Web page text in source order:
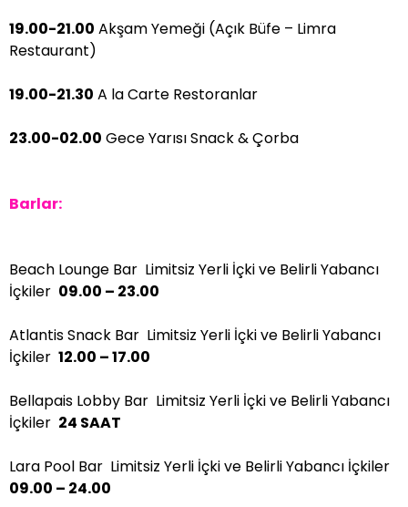
19.00-21.00 Akşam Yemeği (Açık Büfe – Limra
Restaurant)
19.00-21.30 A la Carte Restoranlar
23.00-02.00 Gece Yarısı Snack & Çorba
Barlar:
Beach Lounge Bar Limitsiz Yerli İçki ve Belirli Yabancı
İçkiler 09.00 – 23.00
Atlantis Snack Bar Limitsiz Yerli İçki ve Belirli Yabancı
İçkiler 12.00 – 17.00
Bellapais Lobby Bar Limitsiz Yerli İçki ve Belirli Yabancı
İçkiler 24 SAAT
Lara Pool Bar Limitsiz Yerli İçki ve Belirli Yabancı İçkiler
09.00 – 24.00